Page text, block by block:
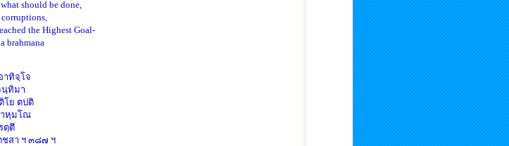
should be done,
the Highest Goal-
brahmana
าทิจฺโจ
นฺทิมา
โย ตปติ
หฺมโณ
ตฺตึ
ชสา ฯ ๓๘๗ ฯ